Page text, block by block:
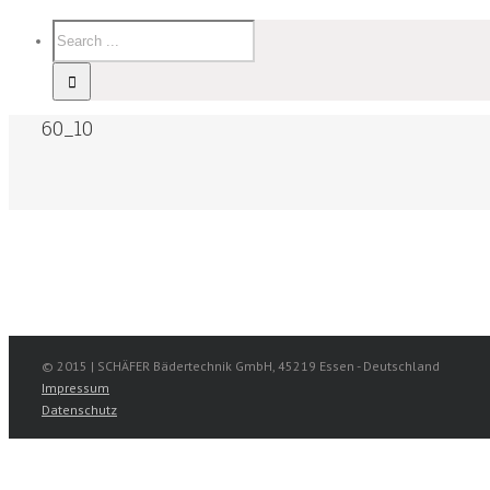
60_10
© 2015 | SCHÄFER Bädertechnik GmbH, 45219 Essen - Deutschland
Impressum
Datenschutz